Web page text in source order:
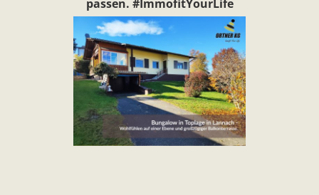
passen. #ImmofitYourLife